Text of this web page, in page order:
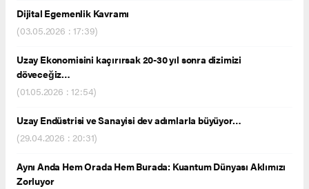
Dijital Egemenlik Kavramı
(03.05.2026 : 17:39)
Uzay Ekonomisini kaçırırsak 20-30 yıl sonra dizimizi
döveceğiz…
(01.05.2026 : 12:54)
Uzay Endüstrisi ve Sanayisi dev adımlarla büyüyor…
(29.04.2026 : 20:31)
Aynı Anda Hem Orada Hem Burada: Kuantum Dünyası Aklımızı
Zorluyor